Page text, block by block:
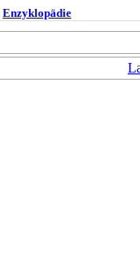
Enzyklopädie